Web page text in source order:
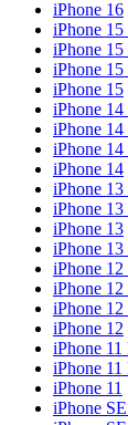
iPhone 16
iPhone
iPhone 15
iPhone 15
iPhone 15
iPhone
iPhone 14
iPhone 14
iPhone 14
iPhone
iPhone 13
iPhone 13
iPhone
iPhone
iPhone 12
iPhone
iPhone 12
iPhone
iPhone 11
iPhone 11
iPhone